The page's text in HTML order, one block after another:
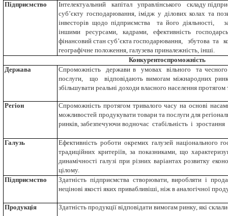
Підприємство
Інтелектуальний капітал управлінського складу
суб’єкту господарювання, імідж у ділових колах та
інвесторів щодо підприємства та його діяльності,
іншими ресурсами, кадрами, ефективність
фінансовий стан суб’єкта господарювання, збутова та
географічне положення, галузева приналежність, інші.
Конкурентоспроможність
Держава
Спроможність держави в умовах вільного та
послуги, що відповідають вимогам міжнародних
збільшувати реальні доходи власного населення протягом
Регіон
Спроможність протягом тривалого часу на основі
можливостей продукувати товари та послуги для
ринків, забезпечуючи водночас стабільність і
Галузь
Ефективність роботи окремих галузей національного
традиційних критеріїв, за показниками, що
динамічності галузі при різних варіантах розвитку
цілому.
Підприємство
Здатність підприємства створювати, виробляти і
нецінові якості яких привабливіші, ніж в аналогічної
Продукція Здатність продукції відповідати вимогам ринку, які